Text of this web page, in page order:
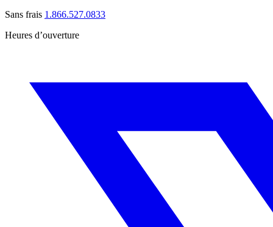
Sans frais 1.866.527.0833
Heures d’ouverture